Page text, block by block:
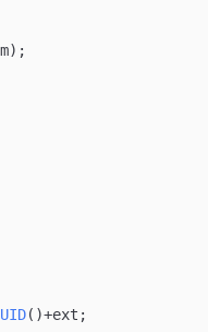
()+ext;